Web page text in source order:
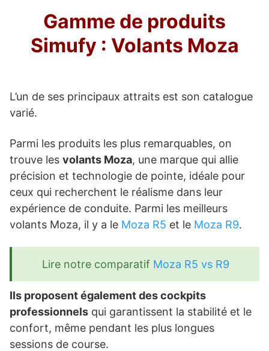
Gamme de produits
Simufy : Volants Moza
L’un de ses principaux attraits est son catalogue
varié.
Parmi les produits les plus remarquables, on
trouve les volants Moza, une marque qui allie
précision et technologie de pointe, idéale pour
ceux qui recherchent le réalisme dans leur
expérience de conduite. Parmi les meilleurs
volants Moza, il y a le Moza R5 et le Moza R9.
Lire notre comparatif Moza R5 vs R9
Ils proposent également des cockpits
professionnels qui garantissent la stabilité et le
confort, même pendant les plus longues
sessions de course.